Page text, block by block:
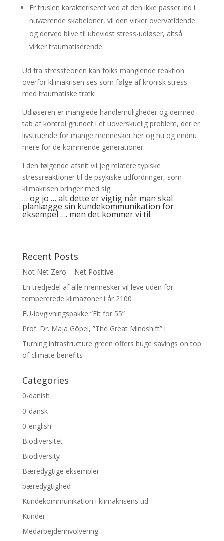
Er truslen karakteriseret ved at den ikke passer ind i
nuværende skabeloner, vil den virker overvældende
og derved blive til ubevidst stress-udløser, altså
virker traumatiserende.
Ud fra stressteorien kan folks manglende reaktion
overfor klimakrisen ses som følge af kronisk stress
med traumatiske træk:
Udløseren er manglede handlemuligheder og dermed
tab af kontrol grundet i et uoverskuelig problem, der er
livstruende for mange mennesker her og nu og endnu
mere for de kommende generationer.
I den følgende afsnit vil jeg relatere typiske
stressreaktioner til de psykiske udfordringer, som
klimakrisen bringer med sig.
… og jo … alt dette er vigtig når man skal
planlægge sin kundekommunikation for
eksempel …. men det kommer vi til.
Recent Posts
Not Net Zero – Net Positive
En tredjedel af alle mennesker vil leve uden for
tempererede klimazoner i år 2100
EU-lovgivningspakke “Fit for 55”
Prof. Dr. Maja Göpel, ”The Great Mindshift” !
Turning infrastructure green offers huge savings on top
of climate benefits
Categories
0-danish
0-dansk
0-english
Biodiversitet
Biodiversity
Bæredygtige eksempler
bæredygtighed
Kundekommunikation i klimakrisens tid
Kunder
Medarbejderinvolvering